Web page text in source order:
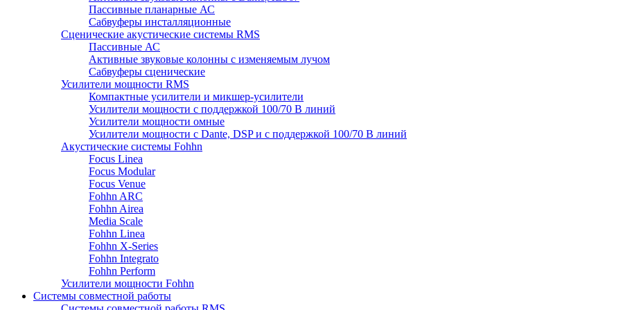
Пассивные планарные АС
Сабвуферы инсталляционные
Сценические акустические системы RMS
Пассивные АС
Активные звуковые колонны с изменяемым лучом
Сабвуферы сценические
Усилители мощности RMS
Компактные усилители и микшер-усилители
Усилители мощности с поддержкой 100/70 В линий
Усилители мощности омные
Усилители мощности с Dante, DSP и с поддержкой 100/70 В линий
Акустические системы Fohhn
Focus Linea
Focus Modular
Focus Venue
Fohhn ARC
Fohhn Airea
Media Scale
Fohhn Linea
Fohhn X-Series
Fohhn Integrato
Fohhn Perform
Усилители мощности Fohhn
Системы совместной работы